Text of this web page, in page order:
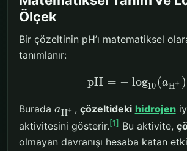
Ölçek
Bir çözeltinin pH’ı matematiksel
tanımlanır:
pH = − log10 (aH+ )
Burada aH+ , çözeltideki hidrojen
aktivitesini gösterir.[1] Bu aktivite,
olmayan davranışı hesaba katan